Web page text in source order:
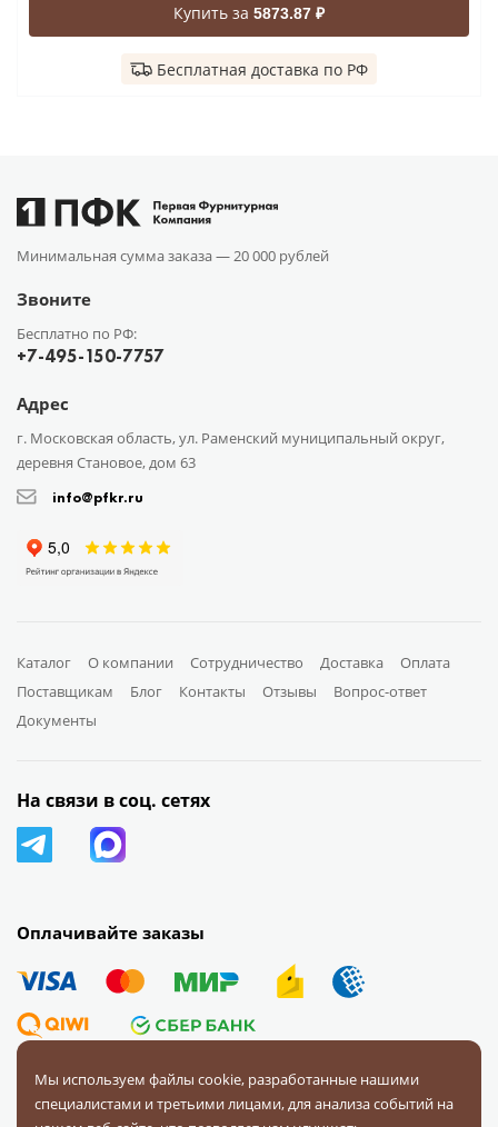
Купить за 5873.87 ₽
Бесплатная доставка по РФ
Минимальная сумма заказа — 20 000 рублей
Звоните
Бесплатно по РФ:
+7-495-150-7757
Адрес
г. Московская область, ул. Раменский муниципальный округ,
деревня Становое, дом 63
info@pfkr.ru
Каталог О компании Сотрудничество Доставка
Оплата
Поставщикам
Блог Контакты Отзывы
Вопрос-ответ
Документы
Оплачивайте заказы
На связи в соц. сетях
© 2008 — 2026 Первая Фурнитурная Компания.Все права
Мы используем файлы cookie, разработанные нашими
специалистами и третьими лицами, для анализа событий на